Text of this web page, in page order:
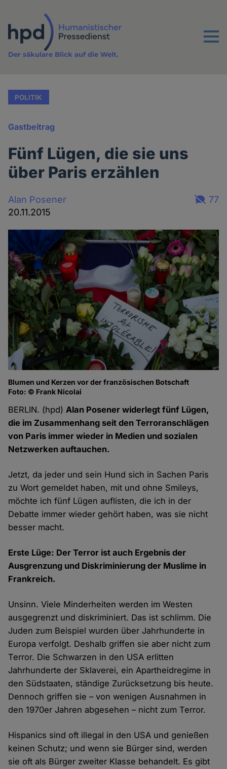
Inhalt
Menu
Der säkulare Blick auf die Welt.
POLITIK
Gastbeitrag
Fünf Lügen, die sie uns
über Paris erzählen
Alan Posener
20.11.2015
77
Blumen und Kerzen vor der französischen Botschaft
Foto: © Frank Nicolai
BERLIN. (hpd)Alan Posener widerlegt fünf Lügen,
die im Zusammenhang seit den Terroranschlägen
von Paris immer wieder in Medien und sozialen
Netzwerken auftauchen.
Jetzt, da jeder und sein Hund sich in Sachen Paris
zu Wort gemeldet haben, mit und ohne Smileys,
möchte ich fünf Lügen auflisten, die ich in der
Debatte immer wieder gehört haben, was sie nicht
besser macht.
Erste Lüge: Der Terror ist auch Ergebnis der
Ausgrenzung und Diskriminierung der Muslime in
Frankreich.
Unsinn. Viele Minderheiten werden im Westen
ausgegrenzt und diskriminiert. Das ist schlimm. Die
Juden zum Beispiel wurden über Jahrhunderte in
Europa verfolgt. Deshalb griffen sie aber nicht zum
Terror. Die Schwarzen in den USA erlitten
Jahrhunderte der Sklaverei, ein Apartheidregime in
den Südstaaten, ständige Zurücksetzung bis heute.
Dennoch griffen sie – von wenigen Ausnahmen in
den 1970er Jahren abgesehen – nicht zum Terror.
Hispanics sind oft illegal in den USA und genießen
keinen Schutz; und wenn sie Bürger sind, werden
sie oft als Bürger zweiter Klasse behandelt. Es gibt